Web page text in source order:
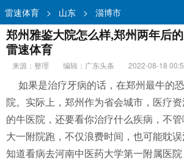
雷速体育 > 山东 > 淄博市
郑州雅鉴大院怎么样,郑州两年后
雷速体育
来源：整理 编辑：广东头条
2022-08-18
如果是治疗牙病的话，在郑州最牛的
院。实际上，郑州作为省会城市，医疗
的牛医院，还要看你治疗什么疾病，不
大一附院跑，不仅浪费时间，也可能耽
知道看病去河南中医药大学第一附属医